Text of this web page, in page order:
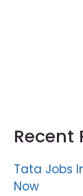
Recent
Tata Jobs
Now